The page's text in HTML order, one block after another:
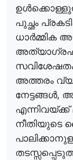
പുച്ഛം
ധാർമ്മിക
അത്തരം
നേട്ടങ്ങൾ,
എന്നിവയ്ക്ക്
നീതിയുടെ